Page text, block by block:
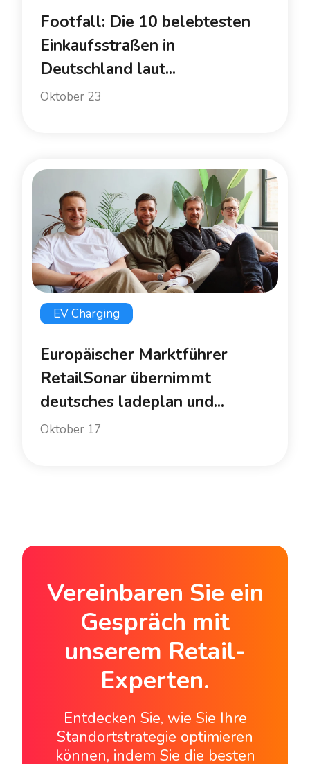
Footfall: Die 10 belebtesten
Einkaufsstraßen in
Deutschland laut...
Oktober 23
EV Charging
Europäischer Marktführer
RetailSonar übernimmt
deutsches ladeplan und...
Oktober 17
Vereinbaren Sie ein
Gespräch mit
unserem Retail-
Experten.
Entdecken Sie, wie Sie Ihre
Standortstrategie optimieren
können, indem Sie die besten